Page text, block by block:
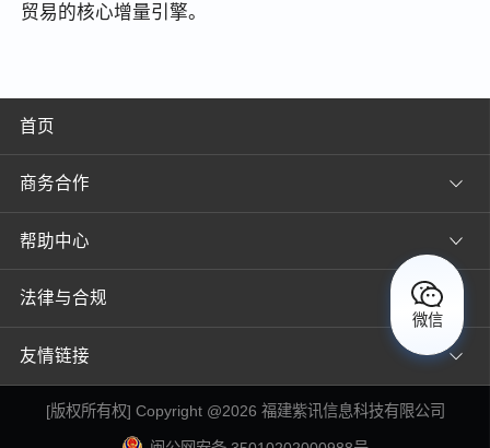
贸易的核心增量引擎。
微信
首页
商务合作
帮助中心
法律与合规
友情链接
[版权所有权] Copyright @2026 福建紫讯信息科技有限公司